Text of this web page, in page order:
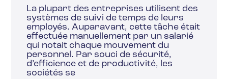
La plupart des entreprises utilisent des
systèmes de suivi de temps de leurs
employés. Auparavant, cette tâche était
effectuée manuellement par un salarié
qui notait chaque mouvement du
personnel. Par souci de sécurité,
d’efficience et de productivité, les
sociétés se